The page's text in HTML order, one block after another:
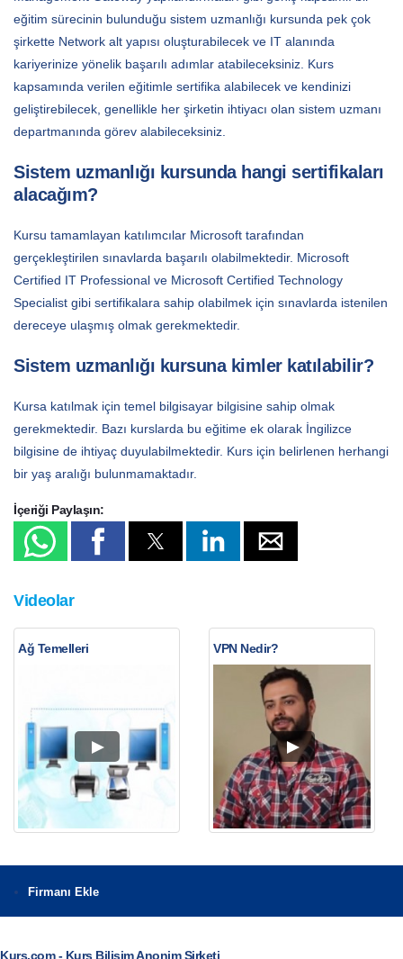
eğitim sürecinin bulunduğu sistem uzmanlığı kursunda pek çok
şirkette Network alt yapısı oluşturabilecek ve IT alanında
kariyerinize yönelik başarılı adımlar atabileceksiniz. Kurs
kapsamında verilen eğitimle sertifika alabilecek ve kendinizi
geliştirebilecek, genellikle her şirketin ihtiyacı olan sistem uzmanı
departmanında görev alabileceksiniz.
Sistem uzmanlığı kursunda hangi sertifikaları
alacağım?
Kursu tamamlayan katılımcılar Microsoft tarafından
gerçekleştirilen sınavlarda başarılı olabilmektedir. Microsoft
Certified IT Professional ve Microsoft Certified Technology
Specialist gibi sertifikalara sahip olabilmek için sınavlarda istenilen
dereceye ulaşmış olmak gerekmektedir.
Sistem uzmanlığı kursuna kimler katılabilir?
Kursa katılmak için temel bilgisayar bilgisine sahip olmak
gerekmektedir. Bazı kurslarda bu eğitime ek olarak İngilizce
bilgisine de ihtiyaç duyulabilmektedir. Kurs için belirlenen herhangi
bir yaş aralığı bulunmamaktadır.
İçeriği Paylaşın:
Videolar
Ağ Temelleri VPN Nedir?
Firmanı Ekle
Kurs.com - Kurs Bilişim Anonim Şirketi